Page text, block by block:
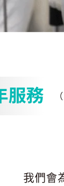
服務
我們會